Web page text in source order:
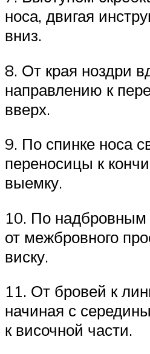
носа, двигая
вниз.
8. От края ноздри
направлению к
вверх.
9. По спинке носа
переносицы к
выемку.
10. По надбровным
от межбровного
виску.
11. От бровей к
начиная с
к височной части.